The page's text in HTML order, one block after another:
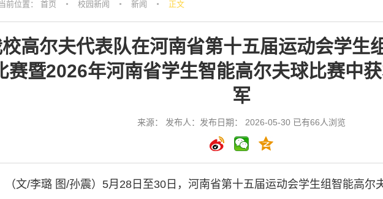
前位置： 首页 校园新闻 新闻 正文
高尔夫代表队在河南省第十五届运动会学生
赛暨2026年河南省学生智能高尔夫球比赛中
军
来源： 发布人：发布日期： 2026-05-30 已有66 人浏览
（文/李璐 图/孙震）5月28日至30日，河南省第十五届运动会学生组智能高尔